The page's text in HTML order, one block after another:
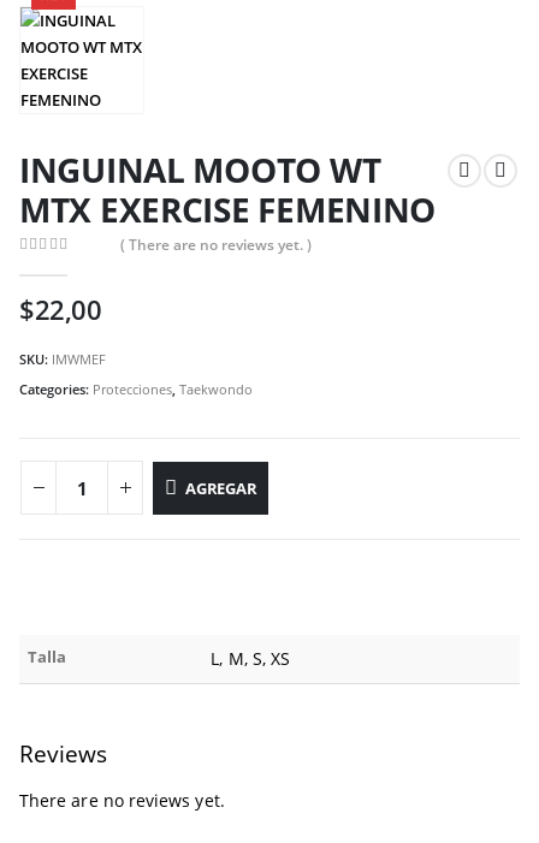
INGUINAL MOOTO WT
MTX EXERCISE FEMENINO
( There are no reviews yet. )
$22,00
SKU: IMWMEF
Categories: Protecciones, Taekwondo
AGREGAR
Talla L, M, S, XS
Reviews
There are no reviews yet.